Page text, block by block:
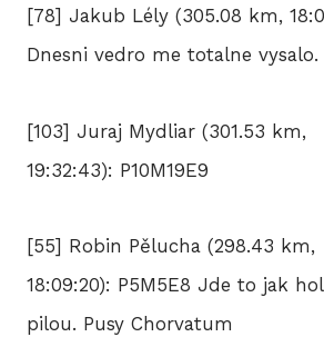
[78] Jakub Lély (305.08 km,
Dnesni vedro me totalne
[103] Juraj Mydliar (301.53 km,
19:32:43): P10M19E9
[55] Robin Pělucha (298.43 km,
18:09:20): P5M5E8 Jde to jak
pilou. Pusy Chorvatum